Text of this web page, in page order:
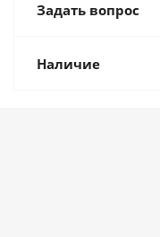
Задать вопрос
Наличие